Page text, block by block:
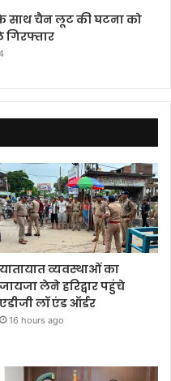
साथ चैन लूट की घटना को
यातायात व्यवस्थाओं का
जायजा लेने हरिद्वार पहुंचे
एडीजी लॉ एंड ऑर्डर
16 hours ago